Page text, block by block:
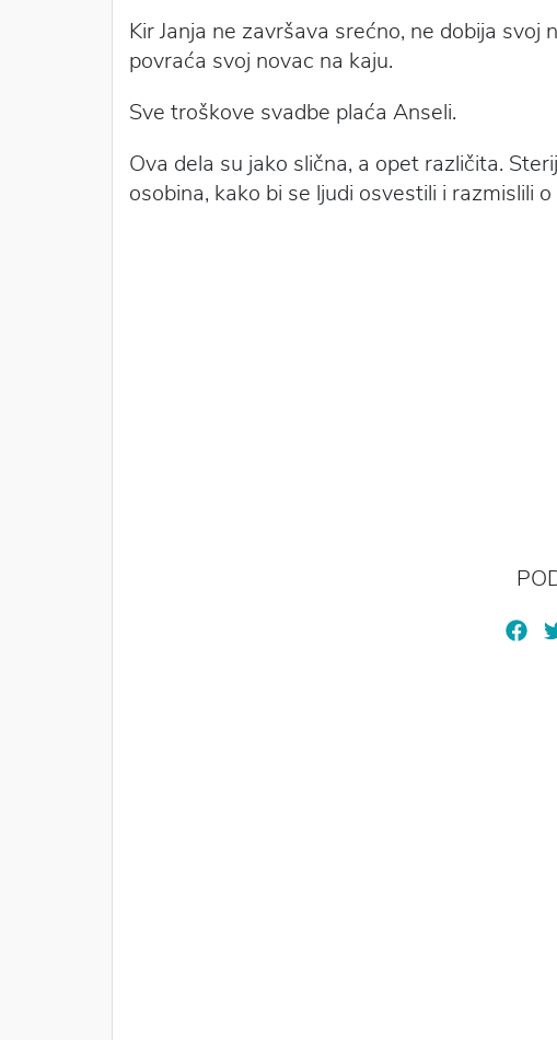
Kir Janja ne završava srećno, ne dobija
povraća svoj novac na kaju.
Sve troškove svadbe plaća Anseli.
Ova dela su jako slična, a opet različita.
osobina, kako bi se ljudi osvestili i razmislili